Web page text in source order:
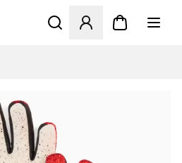
Åbner en Modal til at